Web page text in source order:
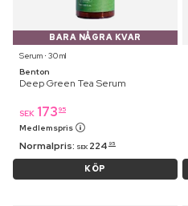
BARA NÅGRA KVAR
Serum ⋅ 30 ml
Benton
Deep Green Tea Serum
SEK 173 95
Medlemspris
Normalpris: SEK 224 95
KÖP